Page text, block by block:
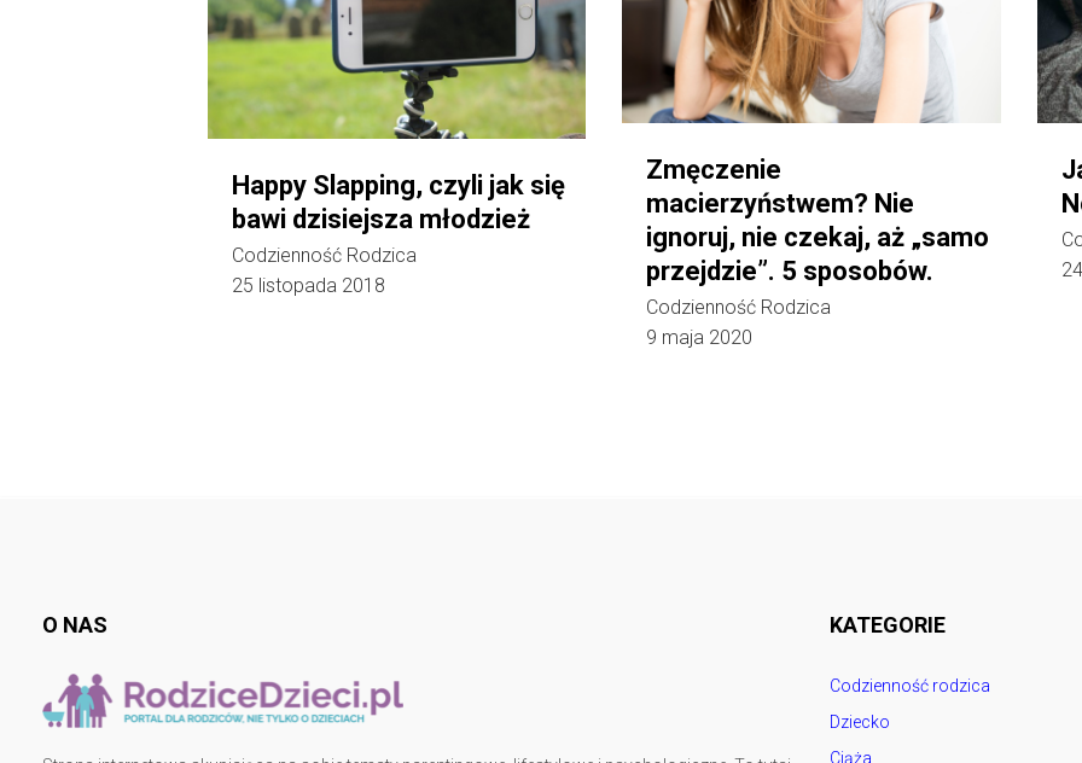
Happy Slapping, czyli jak się
bawi dzisiejsza młodzież
Codzienność Rodzica
25 listopada 2018
Zmęczenie
macierzyństwem? Nie
ignoruj, nie czekaj, aż „samo
przejdzie”. 5 sposobów.
Codzienność Rodzica
9 maja 2020
O NAS KATEGORIE
Codzienność rodzica
Dziecko
Ciąża